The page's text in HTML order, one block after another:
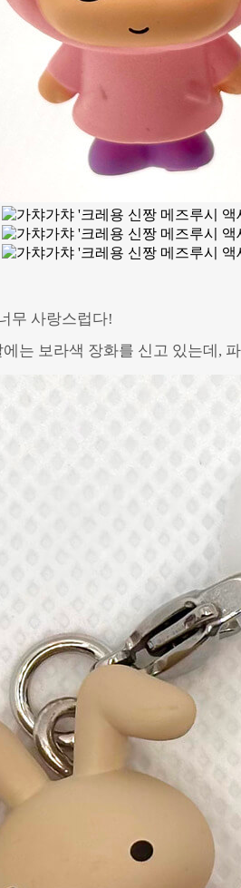
무 사랑스럽다!
는 보라색 장화를 신고 있는데,